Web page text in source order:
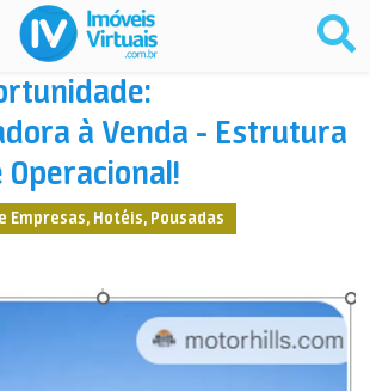
à Venda - Estrutura
Operacional!
Empresas, Hotéis, Pousadas